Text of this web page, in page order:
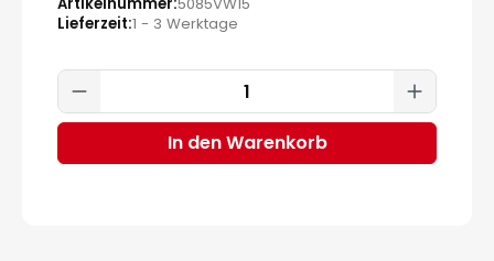
Lieferzeit 1 - 3 Werktage
Produkt Anzahl: Gib den
In den Warenkorb